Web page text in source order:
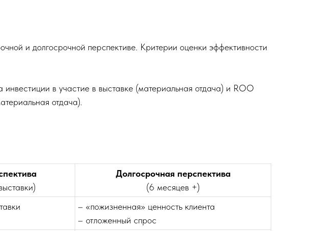
и долгосрочной перспективе. Критерии оценки эффективности
в участие в выставке (материальная отдача) и ROO
отдача).
Долгосрочная перспектива
(6 месяцев +)
– «пожизненная» ценность клиента
– отложенный спрос